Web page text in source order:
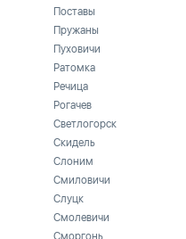
Поставы
Пружаны
Пуховичи
Ратомка
Речица
Рогачев
Светлогорск
Скидель
Слоним
Смиловичи
Слуцк
Смолевичи
Сморгонь